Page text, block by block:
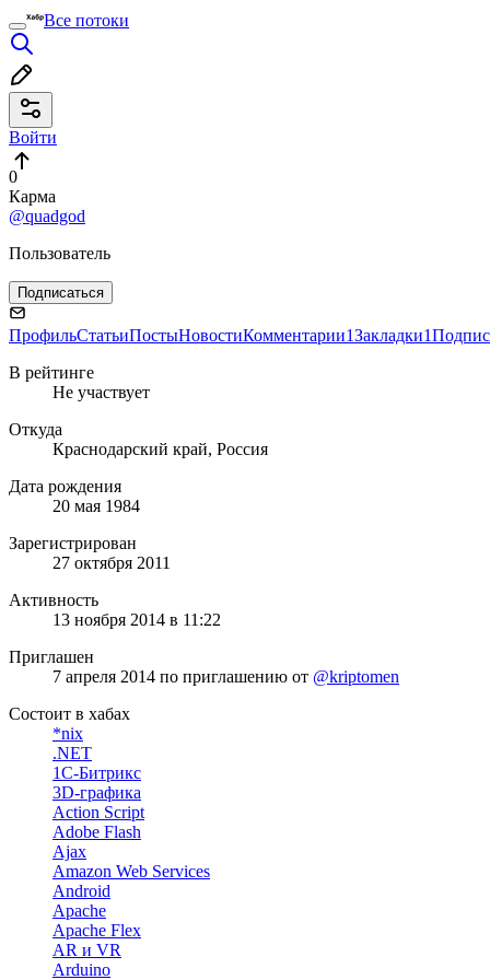
Все потоки
Войти
0
Карма
@quadgod
Пользователь
Подписаться
ПрофильСтатьиПостыНовостиКомментарии1Закладки1
В рейтинге
Не участвует
Откуда
Краснодарский край, Россия
Дата рождения
20 мая 1984
Зарегистрирован
27 октября 2011
Активность
13 ноября 2014 в 11:22
Приглашен
7 апреля 2014 по приглашению от @kriptomen
Состоит в хабах
*nix
.NET
1С-Битрикс
3D-графика
Action Script
Adobe Flash
Ajax
Amazon Web Services
Android
Apache
Apache Flex
AR и VR
Arduino